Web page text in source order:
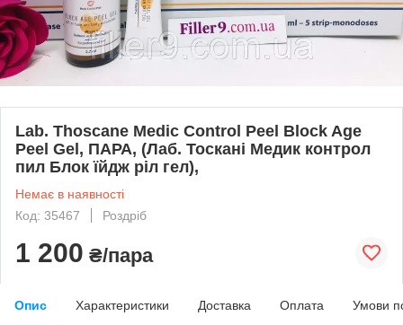
Lab. Thoscane Medic Control Peel Block Age
Peel Gel, ПАРА, (Лаб. Тоскані Медик контрол
пил Блок їйдж ріл гел),
Немає в наявності
Код: 35467
Роздріб
1 200 ₴/пара
Опис Характеристики Доставка Оплата Умови